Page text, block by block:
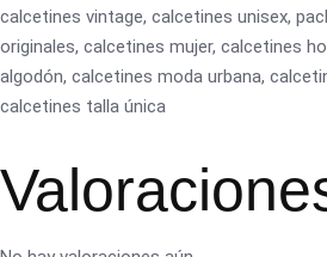
calcetines vintage, calcetines unisex,
originales, calcetines mujer, calcetines
algodón, calcetines moda urbana,
calcetines talla única